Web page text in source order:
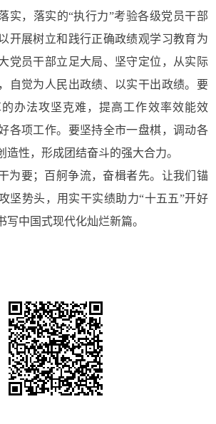
实，落实的“执行力”考验各级党员干部
开展树立和践行正确政绩观学习教育为
党员干部立足大局、坚守定位，从实际
自觉为人民出政绩、以实干出政绩。要
办法攻坚克难，提高工作效率效能效
各项工作。要坚持全市一盘棋，调动各
造性，形成团结奋斗的强大合力。
为要；百舸争流，奋楫者先。让我们锚
坚势头，用实干实绩助力“十五五”开好
写中国式现代化灿烂新篇。